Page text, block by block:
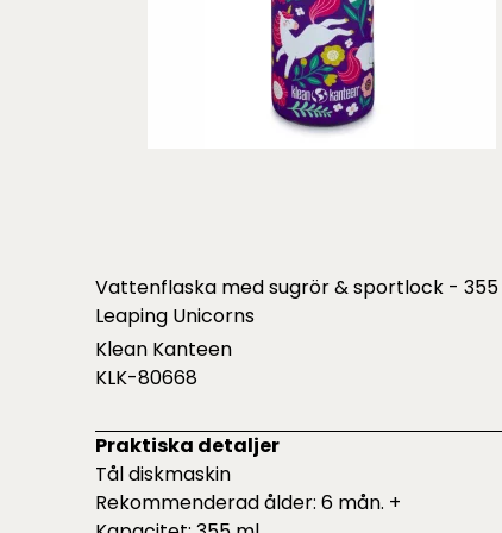
Vattenflaska med sugrör & sportlock -
Leaping Unicorns
Klean Kanteen
KLK-80668
Praktiska detaljer
Tål diskmaskin
Rekommenderad ålder: 6 mån. +